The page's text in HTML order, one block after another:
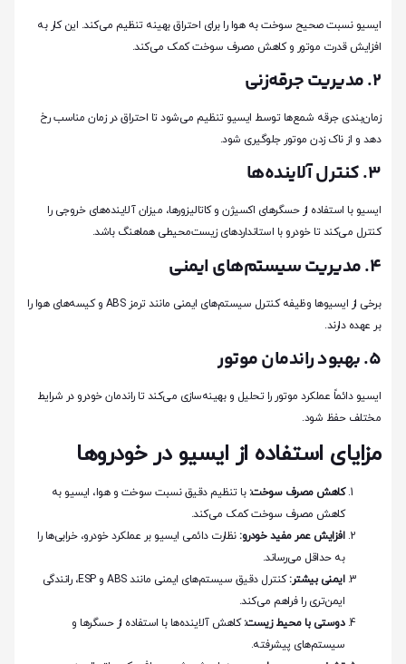
ایسیو نسبت صحیح سوخت به هوا را برای احتراق بهینه تنظیم می‌کند. این کار به
افزایش قدرت موتور و کاهش مصرف سوخت کمک می‌کند.
2. مدیریت جرقه‌زنی
زمان‌بندی جرقه شمع‌ها توسط ایسیو تنظیم می‌شود تا احتراق در زمان مناسب رخ
دهد و از ناک زدن موتور جلوگیری شود.
3. کنترل آلاینده‌ها
ایسیو با استفاده از حسگرهای اکسیژن و کاتالیزورها، میزان آلاینده‌های خروجی را
کنترل می‌کند تا خودرو با استانداردهای زیست‌محیطی هماهنگ باشد.
4. مدیریت سیستم‌های ایمنی
برخی از ایسیوها وظیفه کنترل سیستم‌های ایمنی مانند ترمز ABS و کیسه‌های هوا را
بر عهده دارند.
5. بهبود راندمان موتور
ایسیو دائماً عملکرد موتور را تحلیل و بهینه‌سازی می‌کند تا راندمان خودرو در شرایط
مختلف حفظ شود.
مزایای استفاده از ایسیو در خودروها
کاهش مصرف سوخت: با تنظیم دقیق نسبت سوخت و هوا، ایسیو به
کاهش مصرف سوخت کمک می‌کند.
افزایش عمر مفید خودرو: نظارت دائمی ایسیو بر عملکرد خودرو، خرابی‌ها را
به حداقل می‌رساند.
ایمنی بیشتر:
کنترل دقیق سیستم‌های ایمنی مانند ABS و ESP، رانندگی
ایمن‌تری را فراهم می‌کند.
دوستی با محیط زیست:کاهش آلاینده‌ها با استفاده از حسگرها و
سیستم‌های پیشرفته.